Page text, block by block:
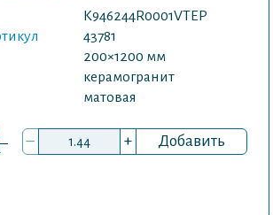
K946244R0001VTEP
43781
200×1200 мм
керамогранит
матовая
– + Добавить